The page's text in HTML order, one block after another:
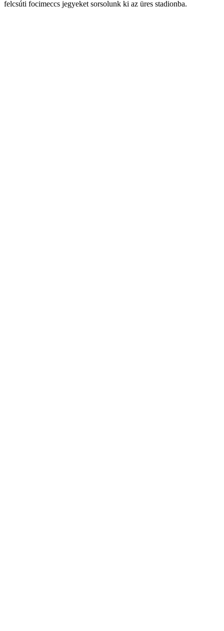
felcsúti focimeccs jegyeket sorsolunk ki az üres stadionba.